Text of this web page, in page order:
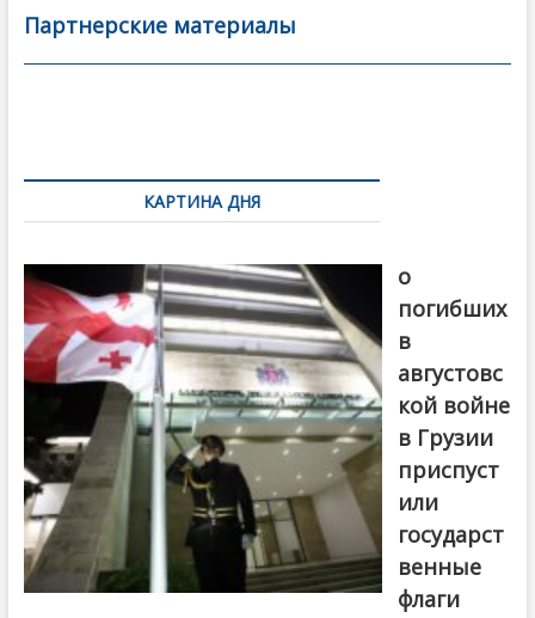
b
o
er l
а
в
Партнерские материалы
по
записямКАРТИНА ДНЯ
о
погибших
в
августовс
кой войне
в Грузии
приспуст
или
государст
венные
флаги